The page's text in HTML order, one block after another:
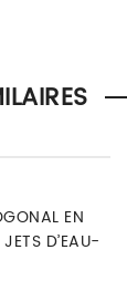
un avis.
EN
D’EAU-